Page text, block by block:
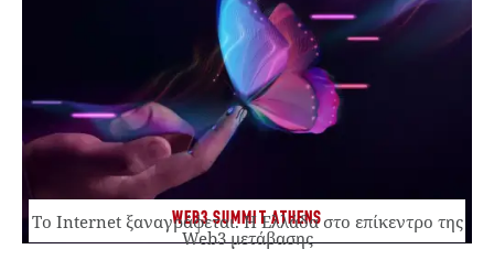
WEB3 SUMMIT ATHENS
Το Internet ξαναγράφεται. Η Ελλάδα στο επίκεντρο της
Web3 μετάβασης